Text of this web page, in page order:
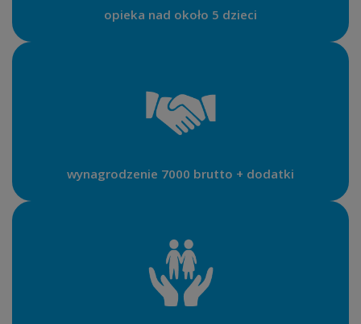
opieka nad około 5 dzieci
wynagrodzenie 7000 brutto + dodatki